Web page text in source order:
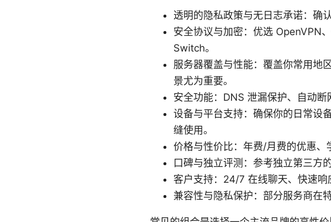
透明的隐私政策与无日志承诺：确
安全协议与加密：优选 OpenVPN
Switch。
服务器覆盖与性能：覆盖你常用地
景尤为重要。
安全功能：DNS 泄漏保护、自动
设备与平台支持：确保你的日常
缝使用。
价格与性价比：年费/月费的优惠、
口碑与独立评测：参考独立第三方
客户支持：24/7 在线聊天、快速响
兼容性与隐私保护：部分服务商在